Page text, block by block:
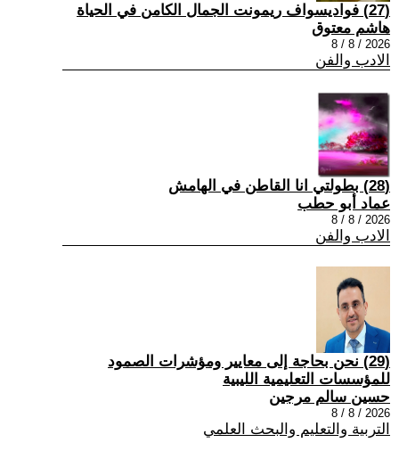
(27) فواديسواف ريمونت الجمال الكامن في الحياة
هاشم معتوق
2026 / 8 / 8
الادب والفن
(28) بطولتي انا القاطن في الهامش
عماد أبو حطب
2026 / 8 / 8
الادب والفن
(29) نحن بحاجة إلى معايير ومؤشرات الصمود
للمؤسسات التعليمية الليبية
حسين سالم مرجين
2026 / 8 / 8
التربية والتعليم والبحث العلمي